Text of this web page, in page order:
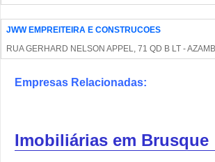
JWW EMPREITEIRA E CONSTRUCOES
RUA GERHARD NELSON APPEL, 71 QD B LT -
Empresas Relacionadas:
Imobiliárias em Brusque